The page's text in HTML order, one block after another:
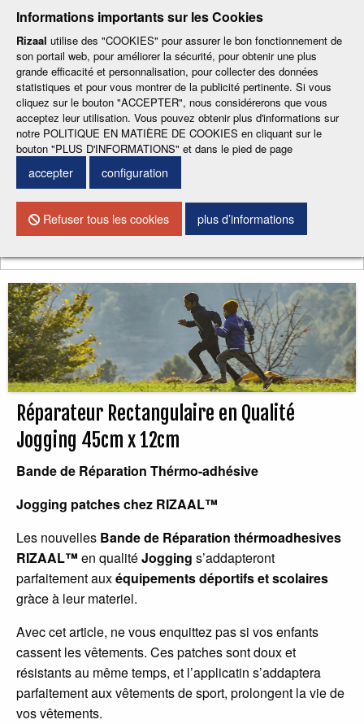
Informations importants sur les Cookies
Rizaal utilise des "COOKIES" pour assurer le bon fonctionnement de
son portail web, pour améliorer la sécurité, pour obtenir une plus
grande efficacité et personnalisation, pour collecter des données
statistiques et pour vous montrer de la publicité pertinente. Si vous
cliquez sur le bouton "ACCEPTER", nous considérerons que vous
acceptez leur utilisation. Vous pouvez obtenir plus d'informations sur
notre POLITIQUE EN MATIÈRE DE COOKIES en cliquant sur le
bouton "PLUS D'INFORMATIONS" et dans le pied de page
accepter configuration
Refuser tous les cookies plus d’informations
- ESP- ENG-CAT -FRA-DEU
CONTACTEZ NOUS
Menu
Chercher
Réparateur Rectangulaire en Qualité
Jogging 45cm x 12cm
Bande de Réparation Thérmo-adhésive
Jogging patches chez RIZAAL™
Les nouvelles Bande de Réparation thérmoadhesives
RIZAAL™ en qualitéJogging s’addapteront
parfaitement auxéquipements déportifs et scolaires
gràce à leur materiel.
Avec cet article, ne vous enquittez pas si vos enfants
cassent les vêtements. Ces patches sont doux et
résistants au même temps, et l’applicatin s’addaptera
parfaitement aux vêtements de sport, prolongent la vie de
vos vêtements.